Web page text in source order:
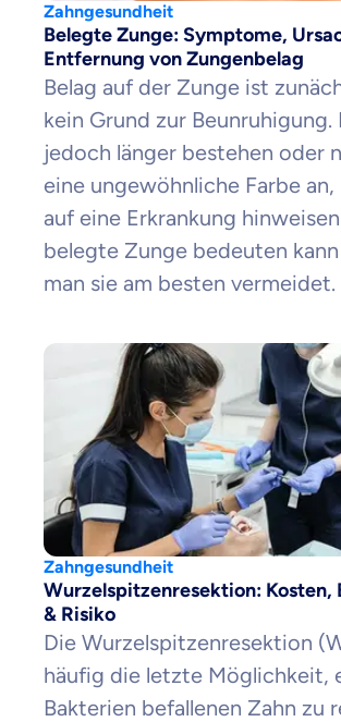
Zahngesundheit
Belegte Zunge: Symptome,
Entfernung von Zungenbelag
Belag auf der Zunge ist
kein Grund zur Beunruhigung.
jedoch länger bestehen oder
eine ungewöhnliche Farbe an,
auf eine Erkrankung
belegte Zunge bedeuten
man sie am besten vermeidet.
Zahngesundheit
Wurzelspitzenresektion: Kosten,
& Risiko
Die Wurzelspitzenresektion
häufig die letzte Möglichkeit,
Bakterien befallenen Zahn zu